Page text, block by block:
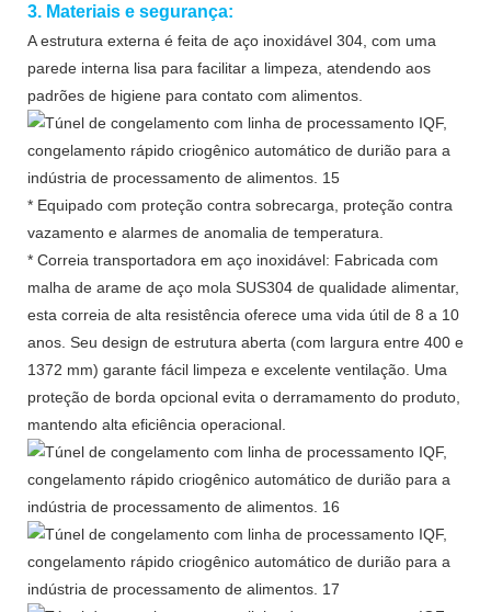
3. Materiais e segurança:
A estrutura externa é feita de aço inoxidável 304, com uma
parede interna lisa para facilitar a limpeza, atendendo aos
padrões de higiene para contato com alimentos.
* Equipado com proteção contra sobrecarga, proteção contra
vazamento e alarmes de anomalia de temperatura.
* Correia transportadora em aço inoxidável: Fabricada com
malha de arame de aço mola SUS304 de qualidade alimentar,
esta correia de alta resistência oferece uma vida útil de 8 a 10
anos. Seu design de estrutura aberta (com largura entre 400 e
1372 mm) garante fácil limpeza e excelente ventilação. Uma
proteção de borda opcional evita o derramamento do produto,
mantendo alta eficiência operacional.